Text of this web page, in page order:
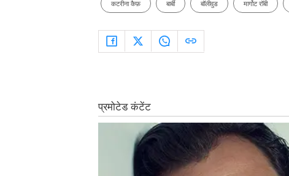
कटरीना कैफ़ बार्बी बॉलीवुड मार्गोट रॉबी